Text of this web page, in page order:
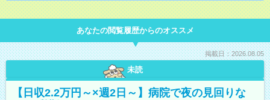
あなたの閲覧履歴からのオススメ
掲載日：2026.08.05
未読
【日収2.2万円～×週2日～】病院で夜の見回りな